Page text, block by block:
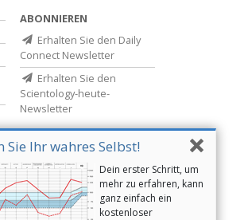
Sie Ihr wahres Selbst!
Dein erster Schritt, um
mehr zu erfahren, kann
ganz einfach ein
kostenloser
ABONNIEREN
Erhalten Sie den Daily
Connect Newsletter
Erhalten Sie den
Scientology-heute-
Newsletter
der Scientology